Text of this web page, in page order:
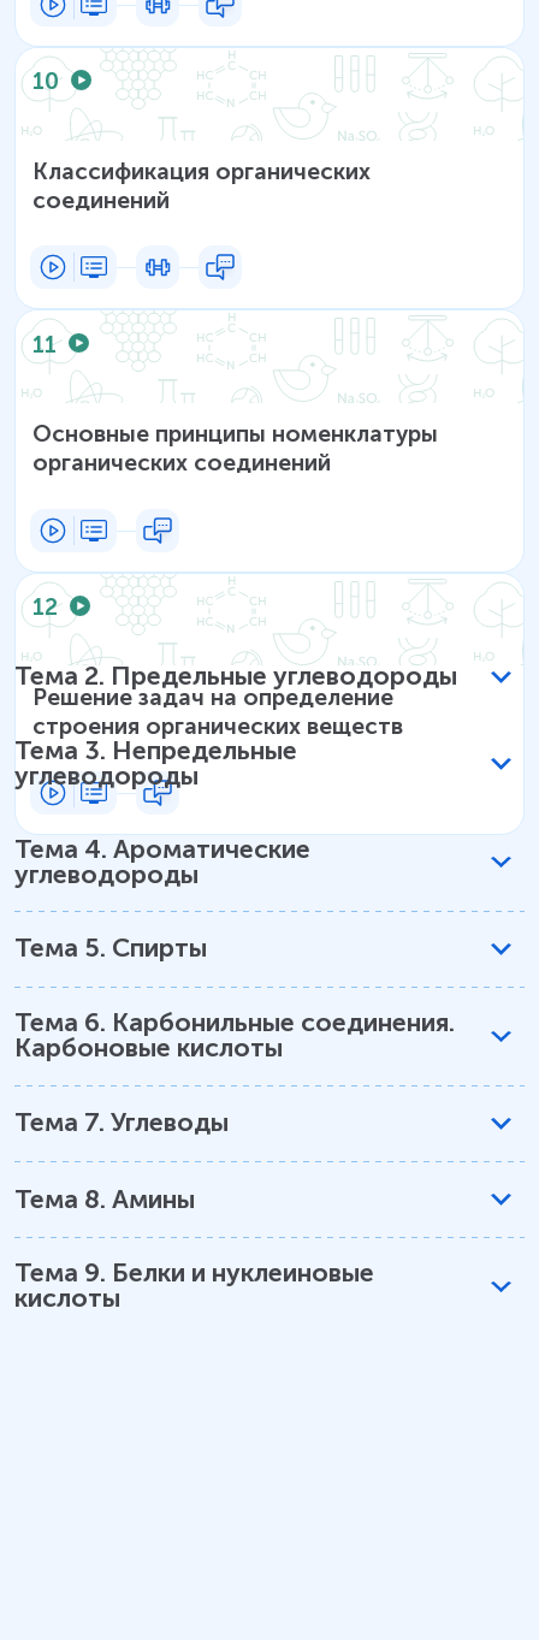
10
Классификация органических
соединений
11
Основные принципы номенклатуры
органических соединений
12
Решение задач на определение
строения органических веществ
Тема 2. Предельные углеводороды
Тема 3. Непредельные
углеводороды
Тема 4. Ароматические
углеводороды
Тема 5. Спирты
Тема 6. Карбонильные соединения.
Карбоновые кислоты
Тема 7. Углеводы
Тема 8. Амины
Тема 9. Белки и нуклеиновые
кислоты